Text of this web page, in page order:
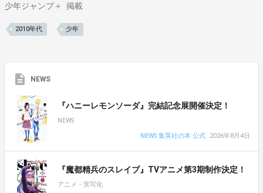
少年ジャンプ＋ 掲載
2010年代 少年
NEWS
『ハニーレモンソーダ』完結記念展開催決定！
NEWS
NEWS 集英社の本 公式
2026年8月4日
『魔都精兵のスレイブ』TVアニメ第3期制作決定！
アニメ・実写化